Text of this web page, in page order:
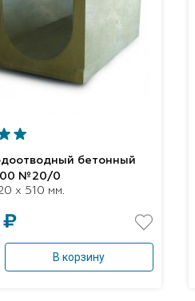
бетонный
№20/0
x 510 мм.
₽
В корзину